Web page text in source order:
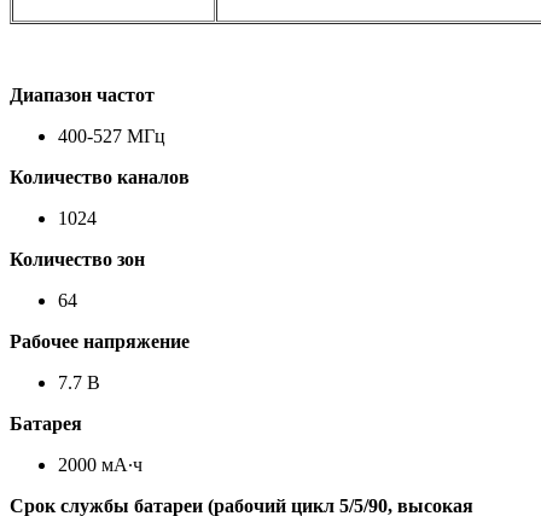
Диапазон частот
400-527 МГц
Количество каналов
1024
Количество зон
64
Рабочее напряжение
7.7 В
Батарея
2000 мА∙ч
Срок службы батареи (рабочий цикл 5/5/90, высокая